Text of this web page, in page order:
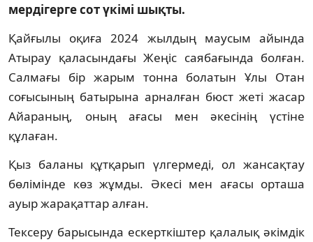
мердігерге сот үкімі шықты.
Қайғылы оқиға 2024 жылдың маусым айында
Атырау қаласындағы Жеңіс саябағында болған.
Салмағы бір жарым тонна болатын Ұлы Отан
соғысының батырына арналған бюст жеті жасар
Айараның, оның ағасы мен әкесінің үстіне
құлаған.
Қыз баланы құтқарып үлгермеді, ол жансақтау
бөлімінде көз жұмды. Әкесі мен ағасы орташа
ауыр жарақаттар алған.
Тексеру барысында ескерткіштер қалалық әкімдік